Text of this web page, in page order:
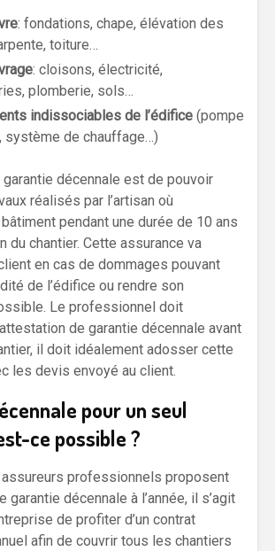
: fondations, chape, élévation des
toiture…
: cloisons, électricité,
plomberie, sols…
indissociables de l’édifice (pompe
système de chauffage…)
garantie décennale est de pouvoir
réalisés par l’artisan où
pendant une durée de 10 ans
du chantier. Cette assurance va
en cas de dommages pouvant
de l’édifice ou rendre son
Le professionnel doit
de garantie décennale avant
il doit idéalement adosser cette
les devis envoyé au client.
pour un seul
ce possible ?
professionnels proposent
garantie décennale à l’année, il s’agit
de profiter d’un contrat
afin de couvrir tous les chantiers